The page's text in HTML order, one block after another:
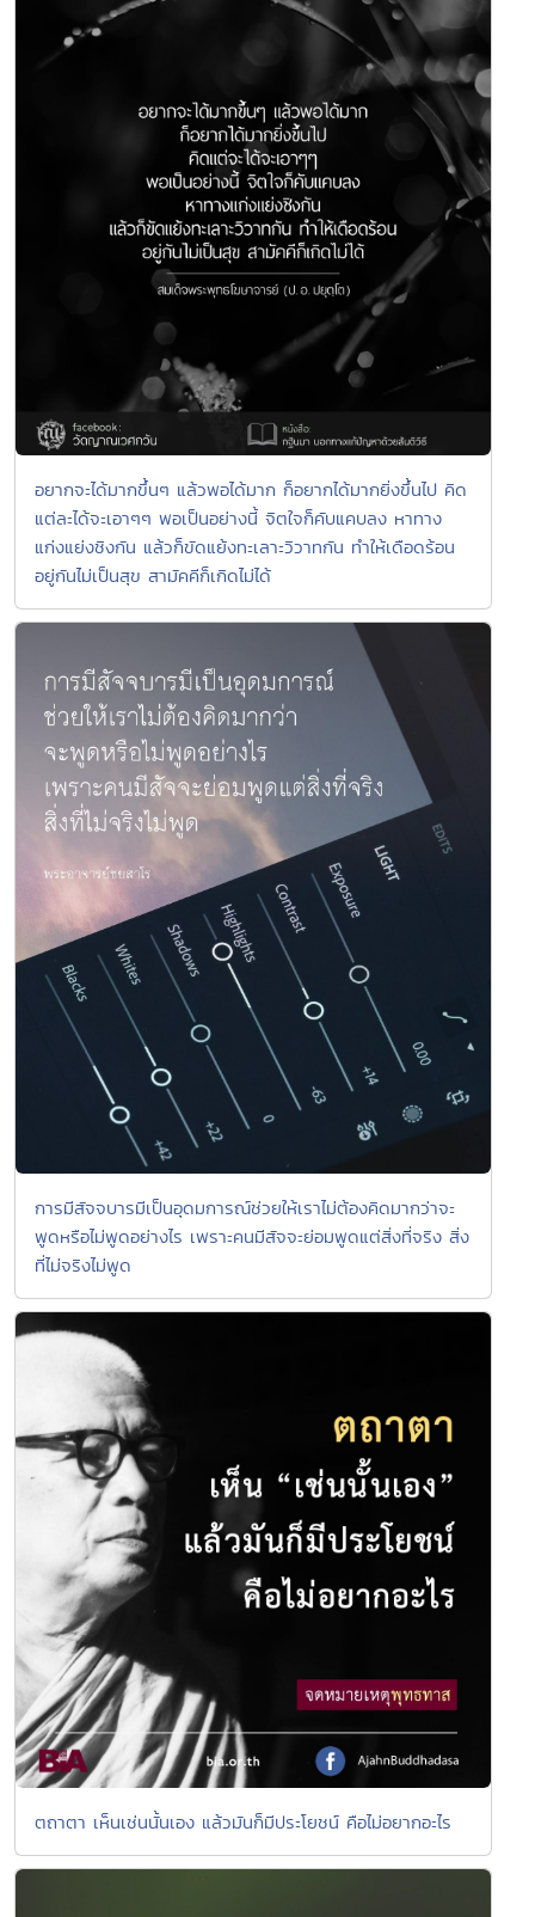
อยากจะได้มากขึ้นๆ แล้วพอได้มาก ก็อยากได้มากยิ่งขึ้นไป คิด
แต่ละได้จะเอาๆๆ พอเป็นอย่างนี้ จิตใจก็คับแคบลง หาทาง
แก่งแย่งชิงกัน แล้วก็ขัดแย้งทะเลาะวิวาทกัน ทำให้เดือดร้อน
อยู่กันไม่เป็นสุข สามัคคีก็เกิดไม่ได้
การมีสัจจบารมีเป็นอุดมการณ์ช่วยให้เราไม่ต้องคิดมากว่าจะ
พูดหรือไม่พูดอย่างไร เพราะคนมีสัจจะย่อมพูดแต่สิ่งที่จริง สิ่ง
ที่ไม่จริงไม่พูด
ตถาตา เห็นเช่นนั้นเอง แล้วมันก็มีประโยชน์ คือไม่อยากอะไร